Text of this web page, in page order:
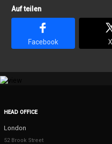
Auf teilen
Facebook X
HEAD OFFICE
London
52 Brook Street